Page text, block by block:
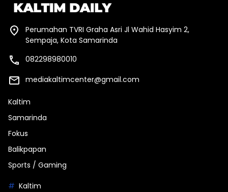
Perumahan TVRI Graha Asri Jl Wahid Hasyim 2,
Sempaja, Kota Samarinda
082298980010
mediakaltimcenter@gmail.com
Kaltim
Samarinda
Fokus
Balikpapan
Sports / Gaming
Kaltim